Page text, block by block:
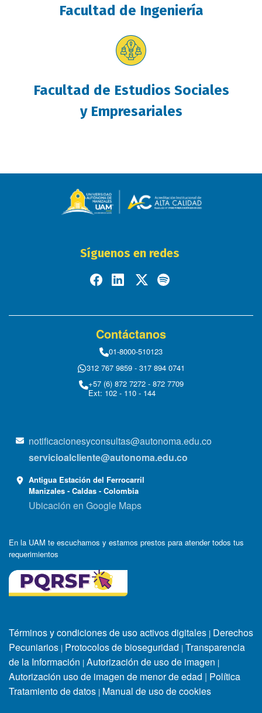
Facultad de Ingeniería
Facultad de Estudios Sociales
y Empresariales
Síguenos en redes
Contáctanos
01-8000-510123
312 767 9859 - 317 894 0741
+57 (6) 872 7272 - 872 7709
Ext: 102 - 110 - 144
notificacionesyconsultas@autonoma.edu.co
servicioalcliente@autonoma.edu.co
Antigua Estación del Ferrocarril
Manizales - Caldas - Colombia
Ubicación en Google Maps
En la UAM te escuchamos y estamos prestos para atender todos tus
requerimientos
Términos y condiciones de uso activos digitales | Derechos
Pecuniarios | Protocolos de bioseguridad | Transparencia
de la Información | Autorización de uso de imagen |
Autorización uso de imagen de menor de edad | Política
Tratamiento de datos | Manual de uso de cookies